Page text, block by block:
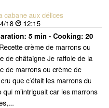
cabane aux délices
18
12:15
5 min - Cooking: 20
Recette crème de marrons ou
de châtaigne Je raffole de la
de marrons ou crème de
que c’était les marrons du
m’intriguait car les marrons